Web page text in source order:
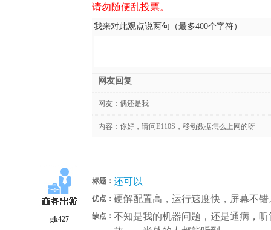
请勿随便乱投票。
我来对此观点说两句（最多400个字符）
网友回复
网友： 偶还是我
内容：你好，请问E110S，移动数据怎么上网的呀
gk427
标题： 还可以
优点： 硬解配置高，运行速度快，屏幕不错
缺点： 不知是我的机器问题，还是通病，